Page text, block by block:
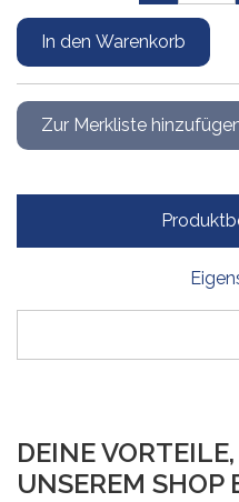
DEINE
UNSEREM SHOP